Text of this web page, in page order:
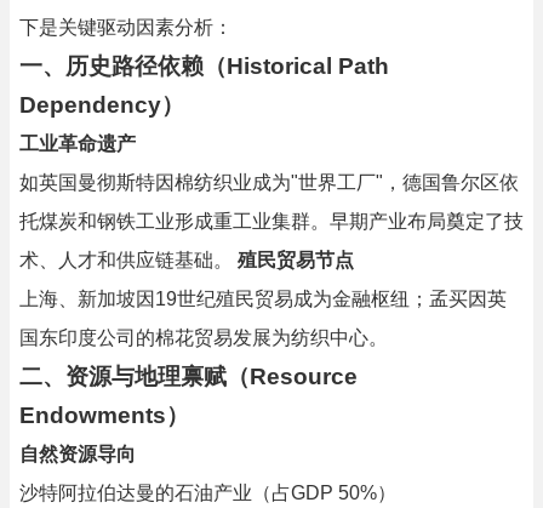
下是关键驱动因素分析：
一、历史路径依赖（Historical Path
Dependency）
工业革命遗产
如英国曼彻斯特因棉纺织业成为"世界工厂"，德国鲁尔区依
托煤炭和钢铁工业形成重工业集群。早期产业布局奠定了技
术、人才和供应链基础。 殖民贸易节点
上海、新加坡因19世纪殖民贸易成为金融枢纽；孟买因英
国东印度公司的棉花贸易发展为纺织中心。
二、资源与地理禀赋（Resource
Endowments）
自然资源导向
沙特阿拉伯达曼的石油产业（占GDP 50%）